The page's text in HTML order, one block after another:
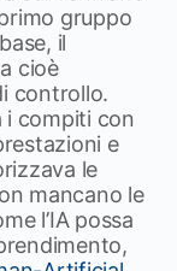
gruppo
il
cioè
controllo.
i compiti con
e
le
mancano le
l’IA possa